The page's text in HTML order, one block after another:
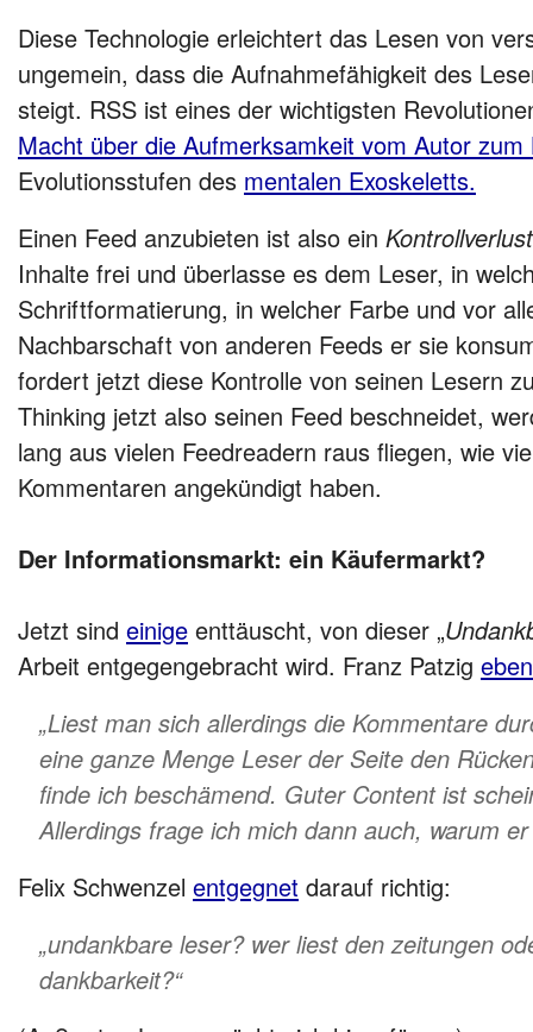
Diese Technologie erleichtert das Lesen von
ungemein, dass die Aufnahmefähigkeit des
steigt. RSS ist eines der wichtigsten
Macht über die Aufmerksamkeit vom Autor zum
Evolutionsstufen des mentalen Exoskeletts.
Einen Feed anzubieten ist also ein Kontrollverlust
Inhalte frei und überlasse es dem Leser, in
Schriftformatierung, in welcher Farbe und vor
Nachbarschaft von anderen Feeds er sie
fordert jetzt diese Kontrolle von seinen Lesern
Thinking jetzt also seinen Feed beschneidet,
lang aus vielen Feedreadern raus fliegen, wie
Kommentaren angekündigt haben.
Der Informationsmarkt: ein Käufermarkt?
Jetzt sind einige enttäuscht, von dieser „
Arbeit entgegengebracht wird. Franz Patzig
„Liest man sich allerdings die Kommentare
eine ganze Menge Leser der Seite den
finde ich beschämend. Guter Content ist
Allerdings frage ich mich dann auch, warum
Felix Schwenzel entgegnet darauf richtig:
„undankbare leser? wer liest den zeitungen
dankbarkeit?“